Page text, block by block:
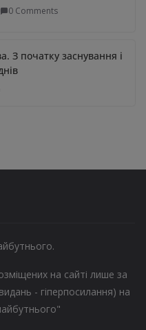
0 Comments
З початку заснування і
на сайті лише за
- гіперпосилання) на